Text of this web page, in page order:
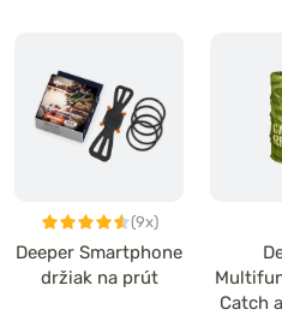
(9x)
Deeper Smartphone
držiak na prút
Catch